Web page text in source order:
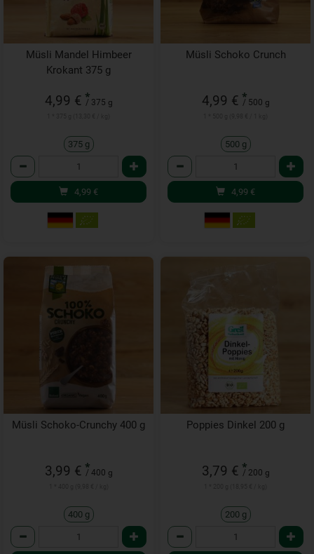
Müsli Mandel Himbeer
Krokant 375 g
4,99 € *
/ 375 g
375 g
Anzahl
4,99 €
Müsli Schoko Crunch
4,99 € *
/ 500 g
500 g
Anzahl
4,99 €
Müsli Schoko-Crunchy 400 g
3,99 € *
/ 400 g
400 g
Anzahl
Poppies Dinkel 200 g
3,79 € *
/ 200 g
200 g
Anzahl